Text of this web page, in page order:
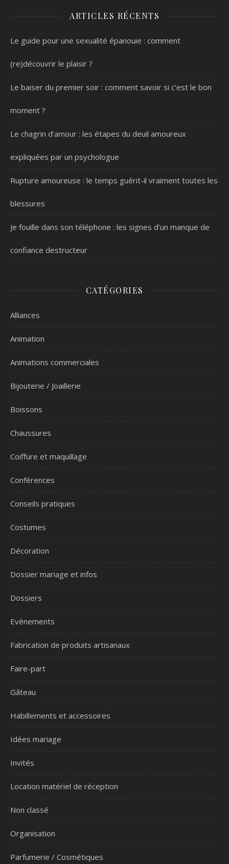
ARTICLES RÉCENTS
Le guide pour une sexualité épanouie : comment
(re)découvrir le plaisir ?
Le baiser du premier soir : comment savoir si c’est le bon
moment ?
Le chagrin d’amour : les étapes du deuil amoureux
expliquées par un psychologue
Rupture amoureuse : le temps guérit-il vraiment toutes les
blessures
Je fouille dans son téléphone : les signes d’un manque de
confiance destructeur
CATÉGORIES
Alliances
Animation
Animations commerciales
Bijouterie / Joaillerie
Boissons
Chaussures
Coiffure et maquillage
Conférences
Conseils pratiques
Costumes
Décoration
Dossier mariage et infos
Dossiers
Evènements
Fabrication de produits artisanaux
Faire-part
Gâteau
Habillements et accessoires
Idées mariage
Invités
Location matériel de réception
Non classé
Organisation
Parfumerie / Cosmétiques